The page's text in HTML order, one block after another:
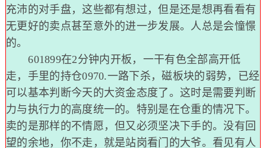
充沛的对手盘，这些都有想过，但是还是想再看看有
无更好的卖点甚至意外的进一步发展。人总是会憧憬
的。
601899在2分钟内开板，一干有色全部高开低
走，手里的持仓0970.一路下杀，磁板块的弱势，已经
可以基本判断今天的大资金态度了。这时是需要判断
力与执行力的高度统一的。特别是在仓重的情况下。
卖的是那样的不情愿，但又必须坚决下手的。没有回
望的余地，你不走，就是站岗看门的大爷。看见有人